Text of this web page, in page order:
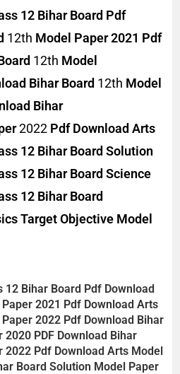
12 Bihar Board Pdf
12th Model Paper 2021 Pdf
12th Model
Bihar Board 12th Model
Bihar
2022 Pdf Download Arts
12 Bihar Board Solution
12 Bihar Board Science
12 Bihar Board
Target Objective Model
12 Bihar Board Pdf Download
2021 Pdf Download Arts
2022 Pdf Download Bihar
2020 PDF Download Bihar
2022 Pdf Download Arts Model
Board Solution Model Paper